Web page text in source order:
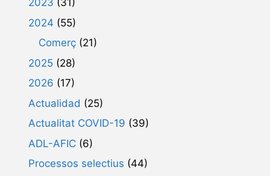
2023 (31)
2024 (55)
Comerç (21)
2025 (28)
2026 (17)
Actualidad (25)
Actualitat COVID-19 (39)
ADL-AFIC (6)
Processos selectius (44)